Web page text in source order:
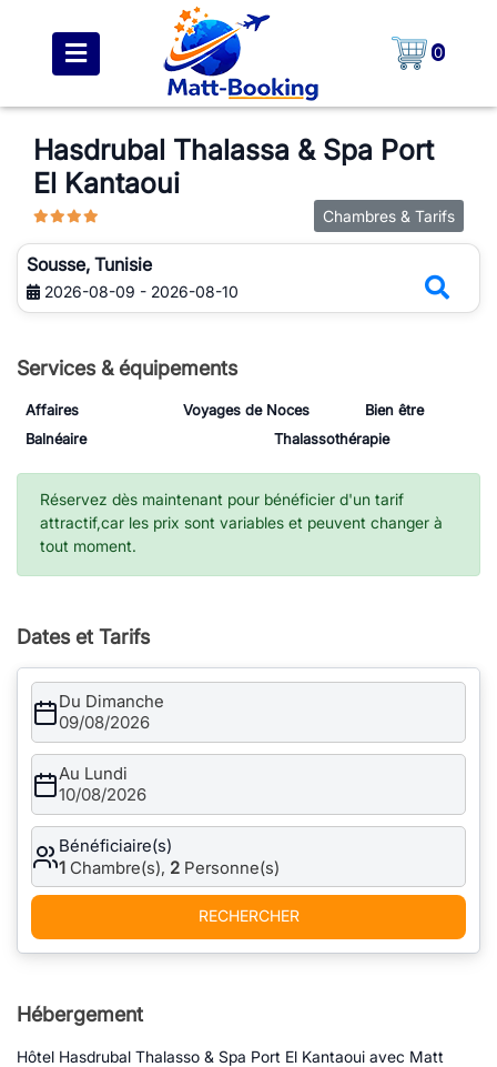
0
Hasdrubal Thalassa & Spa Port
El Kantaoui
Chambres & Tarifs
Sousse, Tunisie
2026-08-09 - 2026-08-10
Services & équipements
Affaires Voyages de Noces
Bien être
Balnéaire
Thalassothérapie
Réservez dès maintenant pour bénéficier d'un tarif
attractif,car les prix sont variables et peuvent changer à
tout moment.
Dates et Tarifs
Du Dimanche
09/08/2026
Au Lundi
10/08/2026
Bénéficiaire(s)
1 Chambre(s), 2 Personne(s)
RECHERCHER
Hébergement
Hôtel Hasdrubal Thalasso & Spa Port El Kantaoui avec Matt